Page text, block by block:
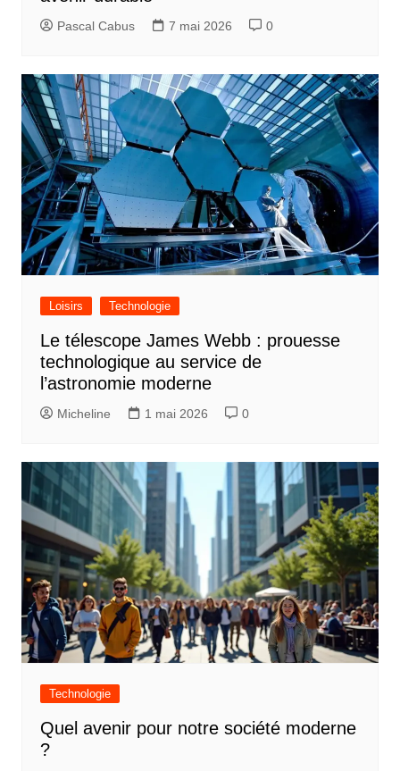
Pascal Cabus 7 mai 2026 0
Loisirs Technologie
Le télescope James Webb : prouesse
technologique au service de
l’astronomie moderne
Micheline 1 mai 2026 0
Technologie
Quel avenir pour notre société moderne
?